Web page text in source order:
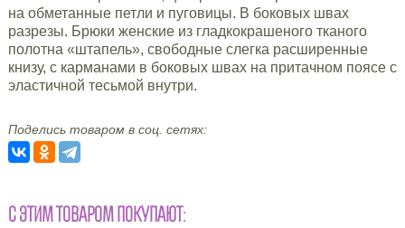
на обметанные петли и пуговицы. В боковых швах
разрезы. Брюки женские из гладкокрашеного тканого
полотна «штапель», свободные слегка расширенные
книзу, с карманами в боковых швах на притачном поясе с
эластичной тесьмой внутри.
Поделись товаром в соц. сетях:
С ЭТИМ ТОВАРОМ ПОКУПАЮТ: